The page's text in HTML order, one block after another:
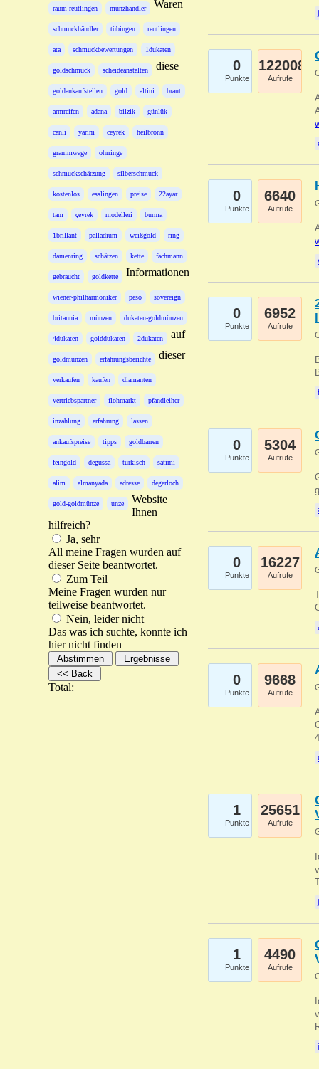
raum-reutlingen münzhändler
schmuckhändler tübingen reutlingen
ata schmuckbewertungen 1dukaten
goldschmuck scheideanstalten
goldankaufstellen gold altini braut
armreifen adana bilzik günlük
canli yarim ceyrek heilbronn
grammwage ohrringe
schmuckschätzung silberschmuck
kostenlos esslingen preise 22ayar
tam çeyrek modelleri burma
1brillant palladium weißgold ring
damenring schätzen kette fachmann
gebraucht goldkette
wiener-philharmoniker peso sovereign
britannia münzen dukaten-goldmünzen
4dukaten golddukaten 2dukaten
goldmünzen erfahrungsberichte
verkaufen kaufen diamanten
vertriebspartner flohmarkt pfandleiher
inzahlung erfahrung lassen
ankaufspreise tipps goldbarren
feingold degussa türkisch satimi
alim almanyada adresse degerloch
gold-goldmünze unze
Waren
diese
Informationen
auf
dieser
Website
Ihnen
hilfreich?
Ja, sehr
All meine Fragen wurden auf
dieser Seite beantwortet.
Zum Teil
Meine Fragen wurden nur
teilweise beantwortet.
Nein, leider nicht
Das was ich suchte, konnte ich
hier nicht finden
Total:
0
Punkte
122008
Aufrufe
0
Punkte
6640
Aufrufe
0
Punkte
6952
Aufrufe
0
Punkte
5304
Aufrufe
0
Punkte
16227
Aufrufe
0
Punkte
9668
Aufrufe
1
Punkte
25651
Aufrufe
1
Punkte
4490
Aufrufe